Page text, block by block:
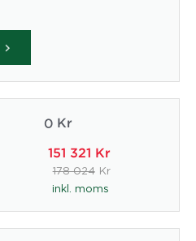
0 Kr
151 321 Kr
178 024 Kr
inkl. moms